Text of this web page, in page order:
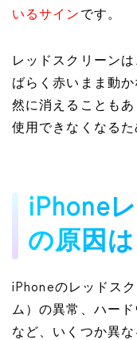
いるサイン です。
レッドスクリーン
ばらく赤いまま動
然に消えることも
使用できなくなるた
iPhone
の原因は
iPhoneのレッドス
ム）の異常、ハー
など、いくつか異な